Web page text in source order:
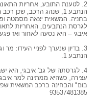
2. לטענת התובע, אחריות
הנתבע 1, שנהג הרכב, שכן
בחניה. המשאית יצאה מסמטה
לגרסת הנתבעים, האחריות
איבגי – היא נסעה לאחור ואז
3. בדיון שנערך לפניי העידו: מר
הנתבע 1.
4. לגרסתה של גב' איבגי, היא
עצירה, כשהיא ממתינה למר
בום" והבחינה ברכב המשאית
93537481385